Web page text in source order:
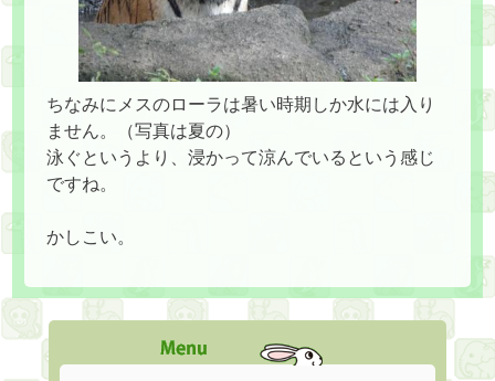
ちなみにメスのローラは暑い時期しか水には入り
ません。（写真は夏の）
泳ぐというより、浸かって涼んでいるという感じ
ですね。
かしこい。